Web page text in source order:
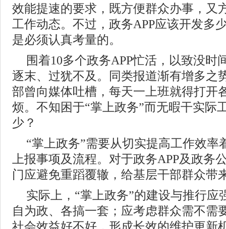
效能提速的要求，既方便群众办事，又
工作动态。不过，政务APP应该开发多
是必须认真考量的。
围着10多个政务APP忙活，以致没时
逐末、过犹不及。同类报道渐有增多之
部曾向媒体吐槽，每天一上班就得打开
烦。不知困于“掌上政务”而无暇干实际
少？
“掌上政务”需要从切实提高工作效率
上报事项及流程。对于政务APP及政务
门应避免重蹈覆辙，给基层干部群众带
实际上，“掌上政务”的建设与推行应
自为政、各搞一套；应考虑群众需不需